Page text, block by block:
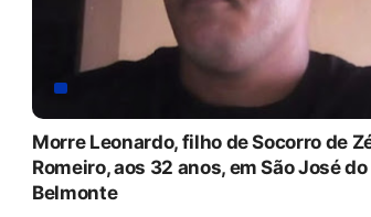
Morre Leonardo, filho de Socorro de
Romeiro, aos 32 anos, em São José do
Belmonte